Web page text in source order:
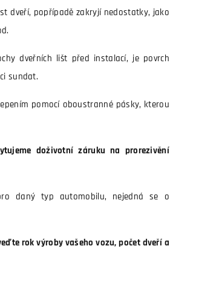
dveří, popřípadě zakryjí nedostatky, jako
dveřních lišt před instalací, je povrch
sundat.
pomocí oboustranné pásky, kterou
doživotní záruku na prorezivění
daný typ automobilu, nejedná se o
rok výroby vašeho vozu, počet dveří a